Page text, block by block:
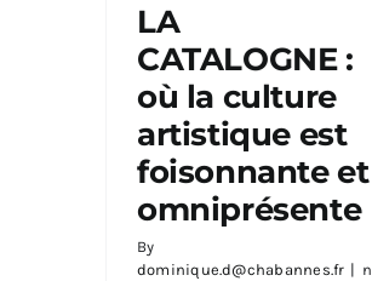
LA CATALOGNE : où la
culture artistique est
omniprésente
LA
CATALOGNE :
où la culture
artistique est
foisonnante et
omniprésente
By
dominique.d@chabannes.fr | n